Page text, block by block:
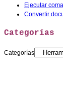
Ejecutar
Convertir
Categorías
Categorías